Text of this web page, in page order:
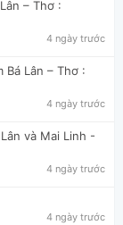
– Thơ :
4 ngày trước
Bá Lân – Thơ :
4 ngày trước
và Mai Linh -
4 ngày trước
4 ngày trước